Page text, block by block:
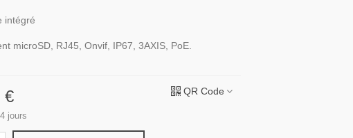
intégré
microSD, RJ45, Onvif, IP67, 3AXIS, PoE.
€
jours
QR Code